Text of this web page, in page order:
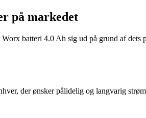
på markedet
batteri 4.0 Ah sig ud på grund af
der ønsker pålidelig og langvarig